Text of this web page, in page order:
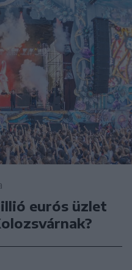
eurós üzlet